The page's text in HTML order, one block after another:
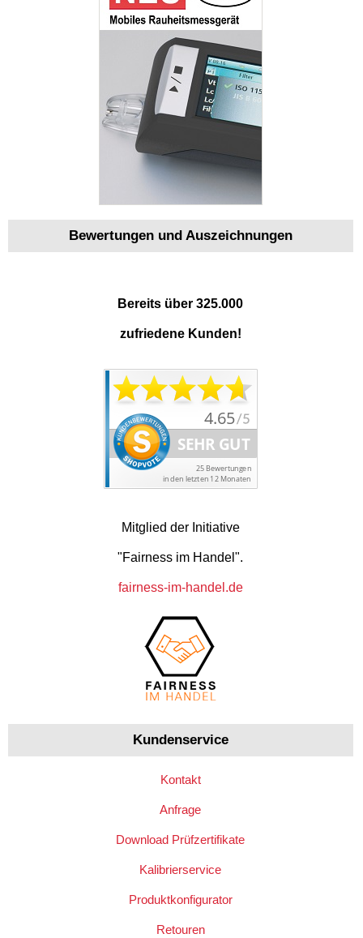
Bewertungen und Auszeichnungen
Bereits über 325.000
zufriedene Kunden!
Mitglied der Initiative
"Fairness im Handel".
fairness-im-handel.de
Kundenservice
Kontakt
Anfrage
Download Prüfzertifikate
Kalibrierservice
Produktkonfigurator
Retouren